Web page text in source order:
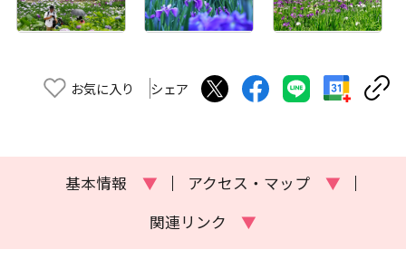
お気に入り シェア
基本情報 ▼ アクセス・マップ
▼
関連リンク
▼